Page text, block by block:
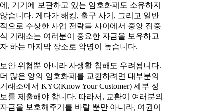
에, 거기에 보관하고 있는 암호화폐도 소유하지
않습니다. 게다가 해킹, 출구 사기, 그리고 일반
적으로 수상한 사업 전략들 사이에서 중앙 집중
식 거래소는 여러분이 중요한 자금을 보유하고
자 하는 마지막 장소로 악명이 높습니다.
보안 위협뿐 아니라 사생활 침해도 우려됩니다.
더 많은 양의 암호화폐를 교환하려면 대부분의
거래소에서 KYC(Know Your Customer) 세부 정
보를 제출해야 합니다. 따라서, 교환이 여러분의
자금을 보호해주기를 바랄 뿐만 아니라, 여권이